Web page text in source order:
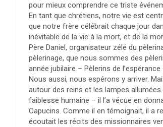
pour mieux comprendre ce triste
En tant que chrétiens, notre vie est
que notre frère célébrait chaque jour
inévitable de la vie à la mort, et de la
Père Daniel, organisateur zélé du
pèlerinage, que nous sommes des
année jubilaire – Pèlerins de
Nous aussi, nous espérons y arriver.
autour des reins et les lampes
faiblesse humaine – il l’a vécue en
Capucins. Comme il en témoignait, il a
écoutait les récits des missionnaires